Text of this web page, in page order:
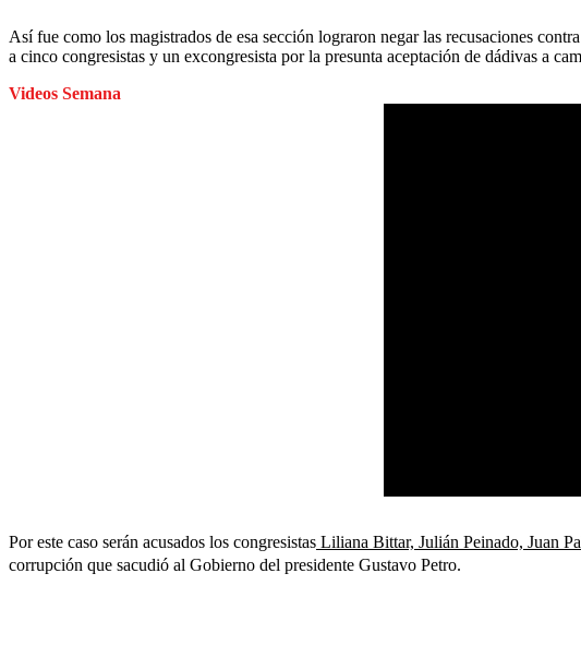
Así fue como los magistrados de esa sección lograron negar las recusaciones
a cinco congresistas y un excongresista por la presunta aceptación de dádivas a
Videos Semana
Por este caso serán acusados los congresistas Liliana Bittar, Julián Peinado, Juan
corrupción que sacudió al Gobierno del presidente Gustavo Petro.